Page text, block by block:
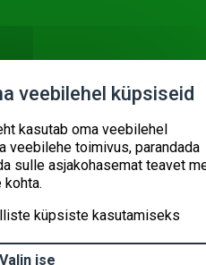
ESITA PÄRING
veebilehel küpsiseid
kasutab oma veebilehel
veebilehe toimivus, parandada
sulle asjakohasemat teavet
küpsiste kasutamiseks
Valin ise